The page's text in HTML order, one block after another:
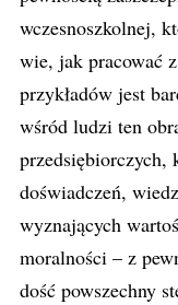
wczesnoszkolnej,
wie, jak pracować
przykładów jest
wśród ludzi ten
przedsiębiorczych,
doświadczeń,
wyznających
moralności – z
dość powszechny